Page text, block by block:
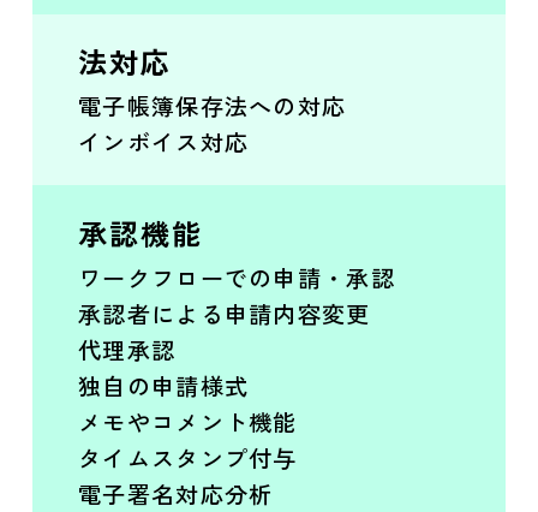
法対応
電子帳簿保存法への対応
インボイス対応
承認機能
ワークフローでの申請・承認
承認者による申請内容変更
代理承認
独自の申請様式
メモやコメント機能
タイムスタンプ付与
電子署名対応分析